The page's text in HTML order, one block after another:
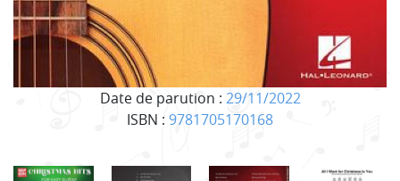
Date de parution : 29/11/2022
ISBN : 9781705170168